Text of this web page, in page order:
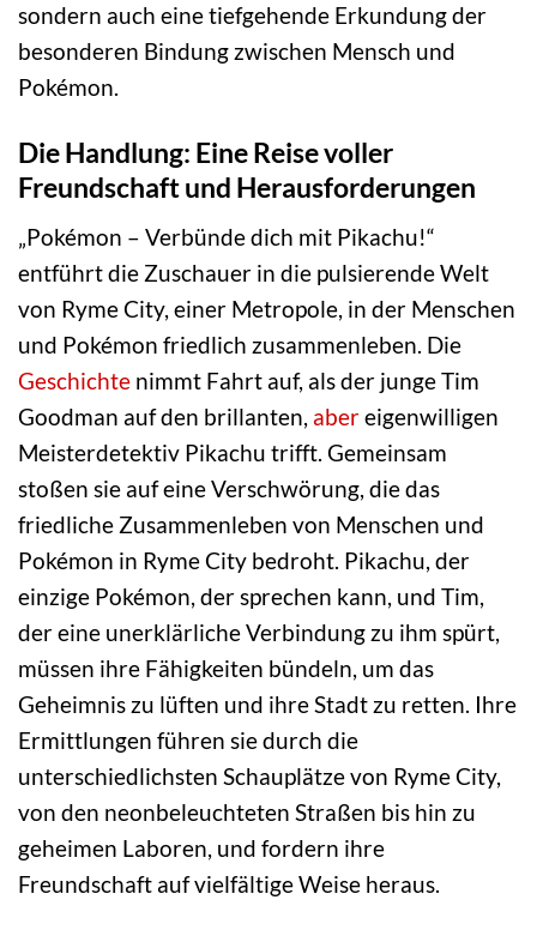
sondern auch eine tiefgehende Erkundung der
besonderen Bindung zwischen Mensch und
Pokémon.
Die Handlung: Eine Reise voller
Freundschaft und Herausforderungen
„Pokémon – Verbünde dich mit Pikachu!“
entführt die Zuschauer in die pulsierende Welt
von Ryme City, einer Metropole, in der Menschen
und Pokémon friedlich zusammenleben. Die
Geschichte nimmt Fahrt auf, als der junge Tim
Goodman auf den brillanten, abereigenwilligen
Meisterdetektiv Pikachu trifft. Gemeinsam
stoßen sie auf eine Verschwörung, die das
friedliche Zusammenleben von Menschen und
Pokémon in Ryme City bedroht. Pikachu, der
einzige Pokémon, der sprechen kann, und Tim,
der eine unerklärliche Verbindung zu ihm spürt,
müssen ihre Fähigkeiten bündeln, um das
Geheimnis zu lüften und ihre Stadt zu retten. Ihre
Ermittlungen führen sie durch die
unterschiedlichsten Schauplätze von Ryme City,
von den neonbeleuchteten Straßen bis hin zu
geheimen Laboren, und fordern ihre
Freundschaft auf vielfältige Weise heraus.